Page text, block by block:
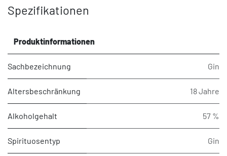
Spezifikationen
Produktinformationen
Sachbezeichnung Gin
Altersbeschränkung 18 Jahre
Alkoholgehalt 57 %
Spirituosentyp Gin